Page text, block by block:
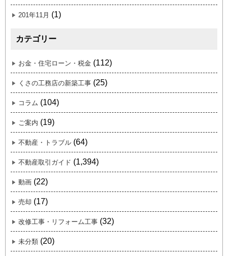
201年11月 (1)
カテゴリー
お金・住宅ローン・税金 (112)
くさの工務店の新築工事 (25)
コラム (104)
ご案内 (19)
不動産・トラブル (64)
不動産取引ガイド (1,394)
動画 (22)
売却 (17)
改修工事・リフォーム工事 (32)
未分類 (20)